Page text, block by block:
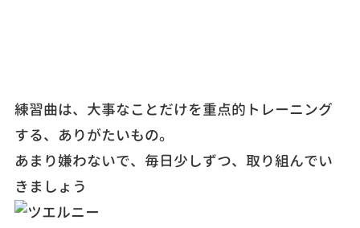
練習曲は、大事なことだけを重点的トレーニング
する、ありがたいもの。
あまり嫌わないで、毎日少しずつ、取り組んでい
きましょう